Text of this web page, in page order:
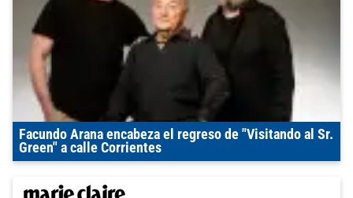
Facundo Arana encabeza el regreso de "Visitando al Sr.
Green" a calle Corrientes